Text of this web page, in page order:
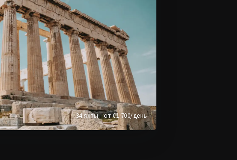
34 яхты · от €1 700/день